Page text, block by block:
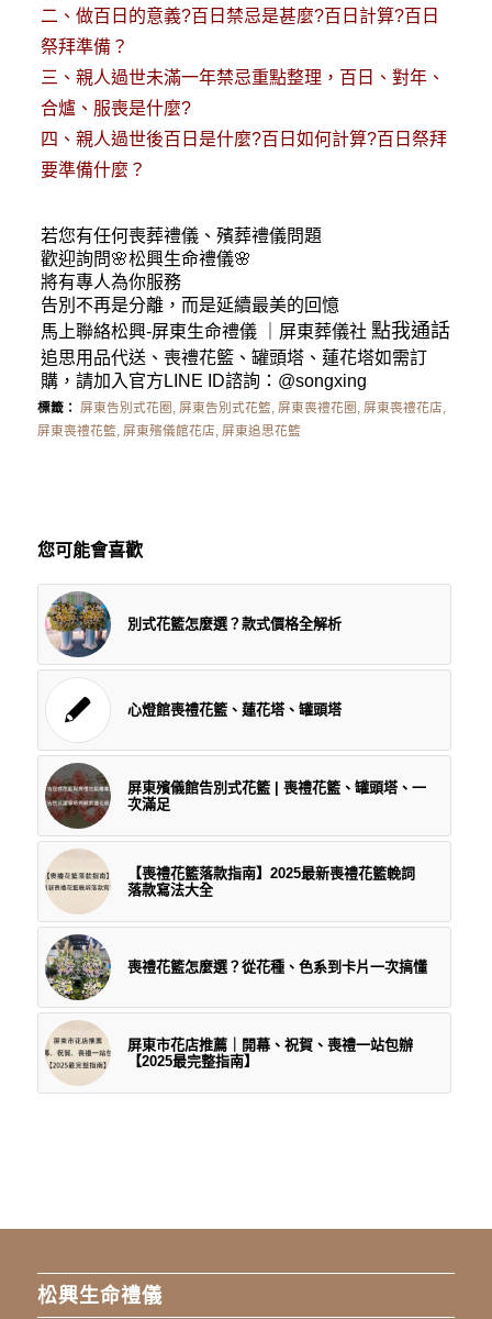
二、 做百日的意義?百日禁忌是甚麼?百日計算?百日
祭拜準備？
三、 親人過世未滿一年禁忌重點整理，百日、對年、
合爐、服喪是什麼?
四、 親人過世後百日是什麼?百日如何計算?百日祭拜
要準備什麼？
若您有任何喪葬禮儀、殯葬禮儀問題
歡迎詢問🌸松興生命禮儀🌸
將有專人為你服務
告別不再是分離，而是延續最美的回憶
馬上聯絡松興-屏東生命禮儀｜ 屏東葬儀社 點我通話
追思用品代送、喪禮花籃、罐頭塔、蓮花塔如需訂
購，請加入官方LINE ID諮詢： @songxing
標籤： 屏東告別式花圈 屏東告別式花籃 屏東喪禮花圈 屏東喪禮花店
屏東喪禮花籃
屏東殯儀館花店 屏東追思花籃
您可能會喜歡
別式花籃怎麼選？款式價格全解析
心燈館喪禮花籃、蓮花塔、罐頭塔
屏東殯儀館告別式花籃 | 喪禮花籃、罐頭塔、一
次滿足
【喪禮花籃落款指南】2025最新喪禮花籃輓詞
落款寫法大全
喪禮花籃怎麼選？從花種、色系到卡片一次搞懂
屏東市花店推薦｜開幕、祝賀、喪禮一站包辦
【2025最完整指南】
松興生命禮儀